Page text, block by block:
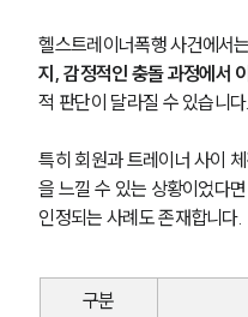
헬스트레이너폭행 사건에서
지, 감정적인 충돌 과정에서
적 판단이 달라질 수 있습니다.
특히 회원과 트레이너 사이
을 느낄 수 있는 상황이었다
인정되는 사례도 존재합니다.
구분